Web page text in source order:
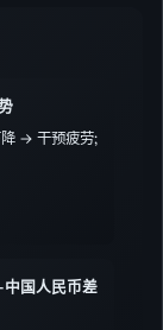
→ 干预疲劳;
国人民币差